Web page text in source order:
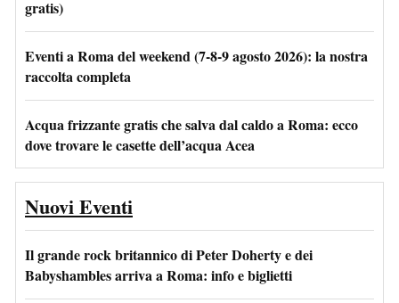
gratis)
Eventi a Roma del weekend (7-8-9 agosto 2026): la nostra
raccolta completa
Acqua frizzante gratis che salva dal caldo a Roma: ecco
dove trovare le casette dell’acqua Acea
Nuovi Eventi
Il grande rock britannico di Peter Doherty e dei
Babyshambles arriva a Roma: info e biglietti